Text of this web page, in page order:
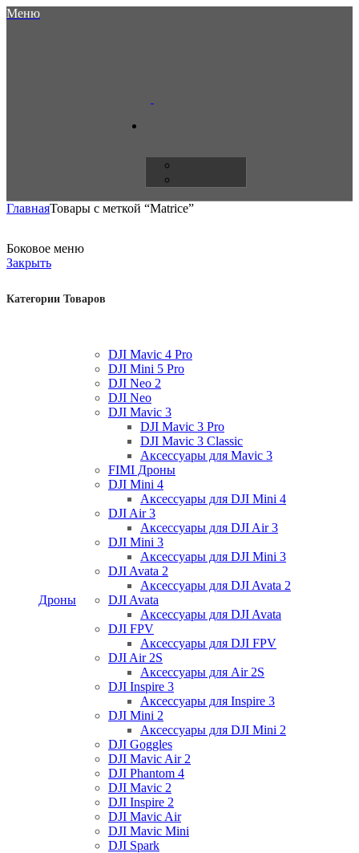
Меню
ГлавнаяТовары с меткой “Matrice”
Боковое меню
Закрыть
Категории Товаров
Дроны
DJI Mavic 4 Pro
DJI Mini 5 Pro
DJI Neo 2
DJI Neo
DJI Mavic 3
DJI Mavic 3 Pro
DJI Mavic 3 Classic
Аксессуары для Mavic 3
FIMI Дроны
DJI Mini 4
Аксессуары для DJI Mini 4
DJI Air 3
Аксессуары для DJI Air 3
DJI Mini 3
Аксессуары для DJI Mini 3
DJI Avata 2
Аксессуары для DJI Avata 2
DJI Avata
Аксессуары для DJI Avata
DJI FPV
Аксессуары для DJI FPV
DJI Air 2S
Аксессуары для Air 2S
DJI Inspire 3
Аксессуары для Inspire 3
DJI Mini 2
Аксессуары для DJI Mini 2
DJI Goggles
DJI Mavic Air 2
DJI Phantom 4
DJI Mavic 2
DJI Inspire 2
DJI Mavic Air
DJI Mavic Mini
DJI Spark